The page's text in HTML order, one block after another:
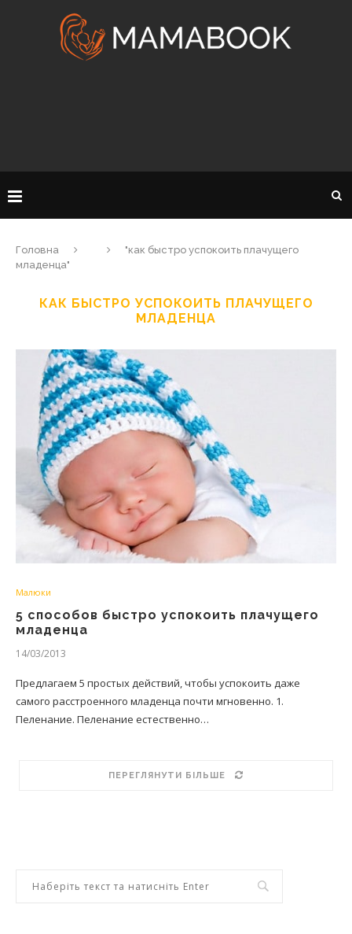
Головна
"как быстро успокоить плачущего
младенца"
КАК БЫСТРО УСПОКОИТЬ ПЛАЧУЩЕГО
МЛАДЕНЦА
Малюки
5 способов быстро успокоить плачущего
младенца
14/03/2013
Предлагаем 5 простых действий, чтобы успокоить даже
самого расстроенного младенца почти мгновенно. 1.
Пеленание. Пеленание естественно…
ПЕРЕГЛЯНУТИ БІЛЬШЕ